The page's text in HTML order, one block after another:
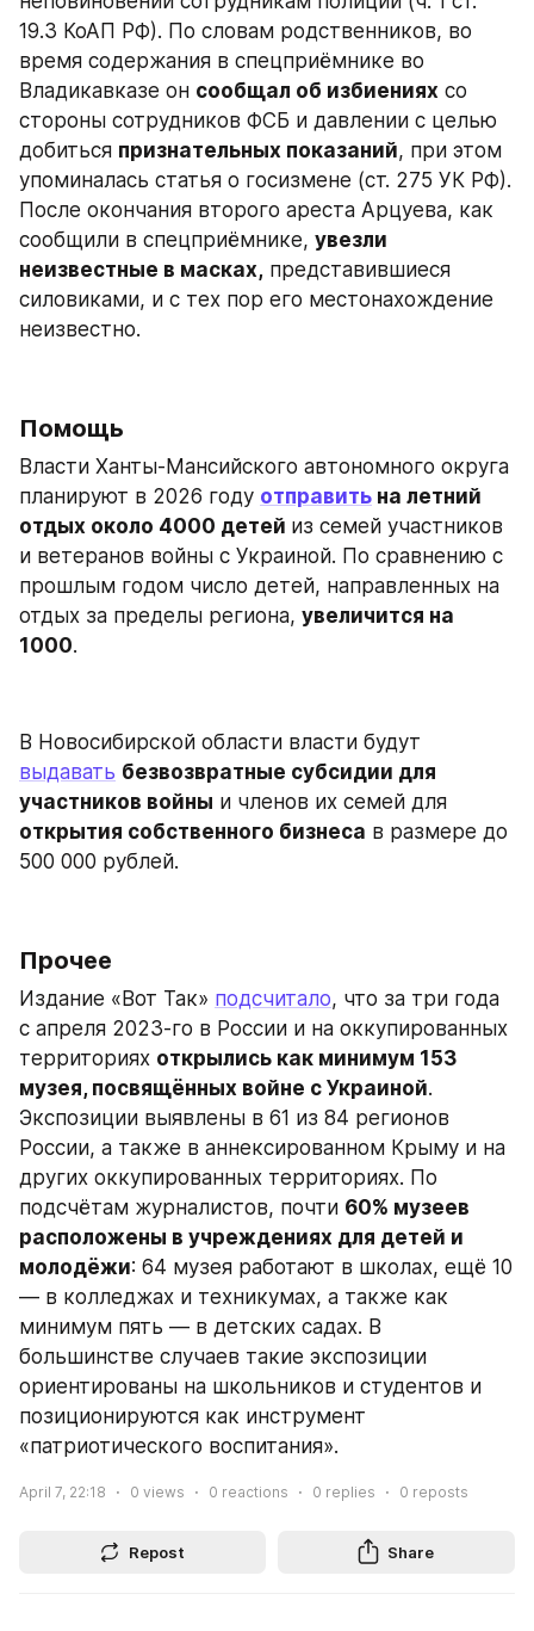
19.3 КоАП РФ). По словам родственников, во
время содержания в спецприёмнике во
Владикавказе он сообщал об избиениях со
стороны сотрудников ФСБ и давлении с целью
добиться признательных показаний, при этом
упоминалась статья о госизмене (ст. 275 УК РФ).
После окончания второго ареста Арцуева, как
сообщили в спецприёмнике, увезли
неизвестные в масках, представившиеся
силовиками, и с тех пор его местонахождение
неизвестно.
Помощь
Власти Ханты-Мансийского автономного округа
планируют в 2026 году отправить на летний
отдых около 4000 детей из семей участников
и ветеранов войны с Украиной. По сравнению с
прошлым годом число детей, направленных на
отдых за пределы региона, увеличится на
1000.
выдавать безвозвратные субсидии для
участников войны
открытия собственного бизнеса в размере до
500 000 рублей.
Прочее
Издание «Вот Так» подсчитало, что за три года
с апреля 2023-го в России и на оккупированных
территориях открылись как минимум 153
музея, посвящённых войне с Украиной. ​​
Экспозиции выявлены в 61 из 84 регионов
России, а также в аннексированном Крыму и на
других оккупированных территориях. По
подсчётам журналистов, почти 60% музеев
расположены в учреждениях для детей и
молодёжи: 64 музея работают в школах, ещё 10
— в колледжах и техникумах, а также как
минимум пять — в детских садах. В
большинстве случаев такие экспозиции
ориентированы на школьников и студентов и
позиционируются как инструмент
«патриотического воспитания».
April 7, 22:18 0 views 0 reactions 0 replies 0 reposts
Repost Share